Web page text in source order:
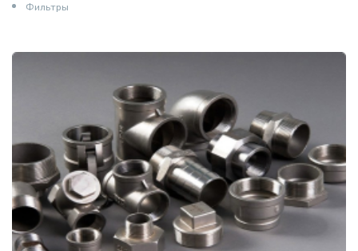
Фильтры